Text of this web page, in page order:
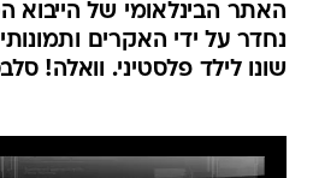
האתר הבינלאומי של הייבוא
נחדר על ידי האקרים
שונו לילד פלסטיני. וואלה!